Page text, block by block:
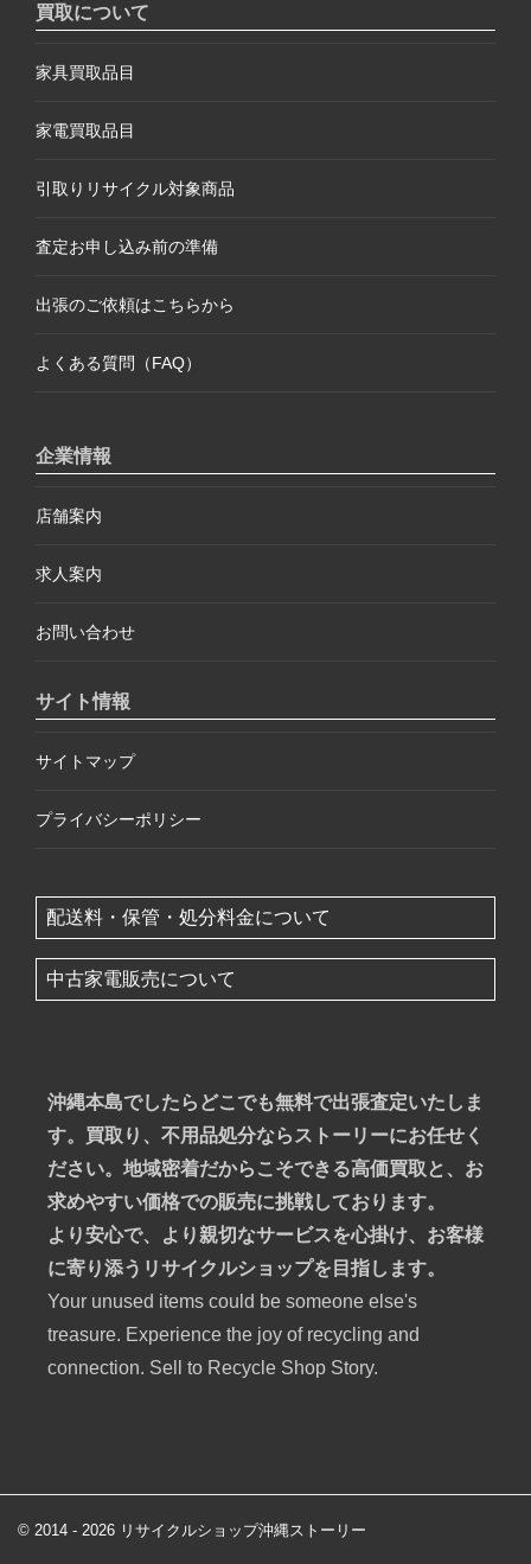
買取について
家具買取品目
家電買取品目
引取りリサイクル対象商品
査定お申し込み前の準備
出張のご依頼はこちらから
よくある質問（FAQ）
企業情報
店舗案内
求人案内
お問い合わせ
サイト情報
サイトマップ
プライバシーポリシー
配送料・保管・処分料金について
中古家電販売について
沖縄本島でしたらどこでも無料で出張査定いたしま
す。買取り、不用品処分ならストーリーにお任せく
ださい。地域密着だからこそできる高価買取と、お
求めやすい価格での販売に挑戦しております。
より安心で、より親切なサービスを心掛け、お客様
に寄り添うリサイクルショップを目指します。
Your unused items could be someone else's
treasure. Experience the joy of recycling and
connection. Sell to Recycle Shop Story.
© 2014 - 2026 リサイクルショップ沖縄ストーリー